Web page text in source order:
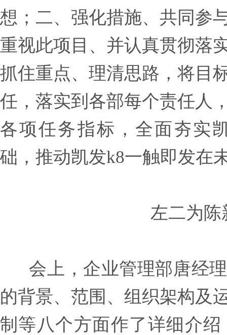
想；二、强化措施、共同参
重视此项目、并认真贯彻落
抓住重点、理清思路，将目
任，落实到各部每个责任人
各项任务指标，全面夯实
础，推动凯发k8一触即发在
左二为陈
会上，企业管理部唐经理
的背景、范围、组织架构及
制等八个方面作了详细介